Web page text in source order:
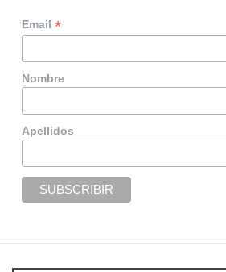
Email*
Nombre
Apellidos